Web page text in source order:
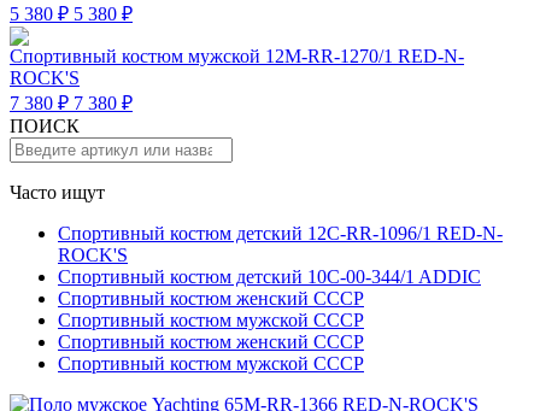
5 380 ₽ 5 380 ₽
Спортивный костюм мужской 12M-RR-1270/1 RED-N-
ROCK'S
7 380 ₽ 7 380 ₽
ПОИСК
Часто ищут
Спортивный костюм детский 12C-RR-1096/1 RED-N-
ROCK'S
Спортивный костюм детский 10C-00-344/1 ADDIC
Спортивный костюм женский СССР
Спортивный костюм мужской СССР
Спортивный костюм женский СССР
Спортивный костюм мужской СССР